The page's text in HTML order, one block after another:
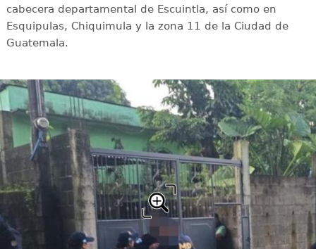
cabecera departamental de Escuintla, así como en
Esquipulas, Chiquimula y la zona 11 de la Ciudad de
Guatemala.